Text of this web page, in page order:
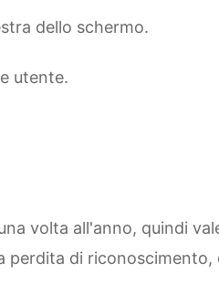
dello schermo.
utente.
volta all'anno, quindi
perdita di